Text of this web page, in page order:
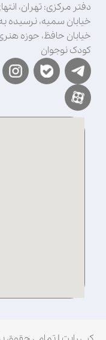
دفتر مرکزی: تهران،
خیابان سمیه، نرسیده
خیابان حافظ، حوزه
کودک نوجوان